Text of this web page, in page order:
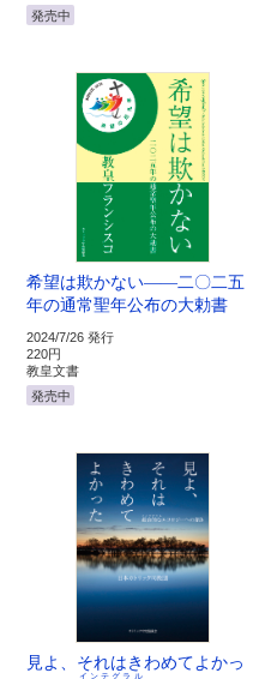
発売中
希望は欺かない――二〇二五
年の通常聖年公布の大勅書
2024/7/26 発行
220円
教皇文書
発売中
見よ、それはきわめてよかっ
インテグラル